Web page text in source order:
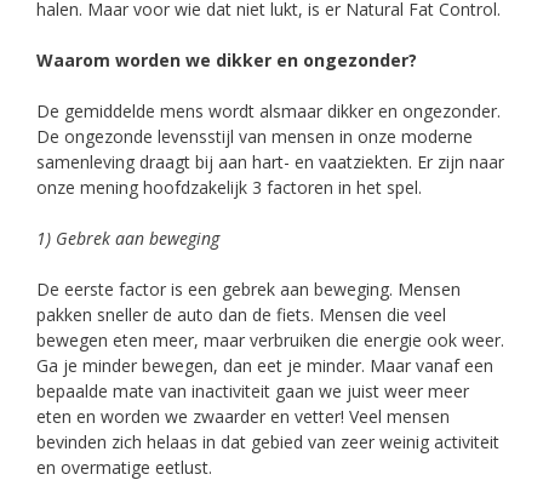
halen. Maar voor wie dat niet lukt, is er Natural Fat Control.
Waarom worden we dikker en ongezonder?
De gemiddelde mens wordt alsmaar dikker en ongezonder.
De ongezonde levensstijl van mensen in onze moderne
samenleving draagt bij aan hart- en vaatziekten. Er zijn naar
onze mening hoofdzakelijk 3 factoren in het spel.
1) Gebrek aan beweging
De eerste factor is een gebrek aan beweging. Mensen
pakken sneller de auto dan de fiets. Mensen die veel
bewegen eten meer, maar verbruiken die energie ook weer.
Ga je minder bewegen, dan eet je minder. Maar vanaf een
bepaalde mate van inactiviteit gaan we juist weer meer
eten en worden we zwaarder en vetter! Veel mensen
bevinden zich helaas in dat gebied van zeer weinig activiteit
en overmatige eetlust.